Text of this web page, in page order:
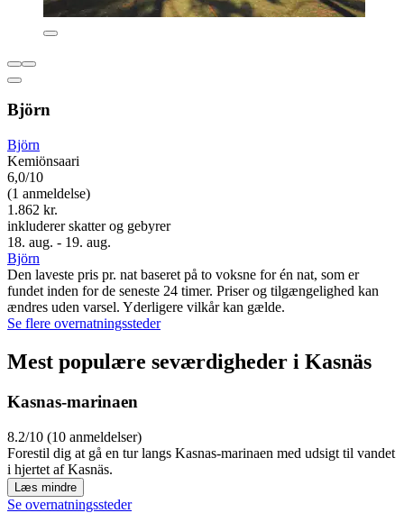
Björn
Björn
Kemiönsaari
6,0/10
(1 anmeldelse)
1.862 kr.
inkluderer skatter og gebyrer
18. aug. - 19. aug.
Björn
Den laveste pris pr. nat baseret på to voksne for én nat, som er
fundet inden for de seneste 24 timer. Priser og tilgængelighed kan
ændres uden varsel. Yderligere vilkår kan gælde.
Se flere overnatningssteder
Mest populære seværdigheder i Kasnäs
Kasnas-marinaen
8.2/10 (10 anmeldelser)
Forestil dig at gå en tur langs Kasnas-marinaen med udsigt til vandet
i hjertet af Kasnäs.
Læs mindre
Se overnatningssteder